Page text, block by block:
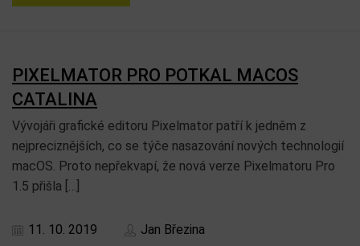
PIXELMATOR PRO POTKAL MACOS
CATALINA
Vývojáři grafické editoru Pixelmator patří k jedněm z
nejpreciznějších, co se týče nasazování nových technologií
macOS. Proto nepřekvapí, že nová verze Pixelmatoru Pro
1.5 přišla […]
11. 10. 2019 Jan Březina